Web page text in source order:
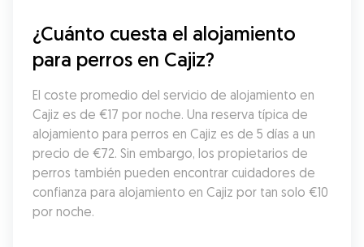
¿Cuánto cuesta el alojamiento
para perros en Cajiz?
El coste promedio del servicio de alojamiento en
Cajiz es de €17 por noche. Una reserva típica de
alojamiento para perros en Cajiz es de 5 días a un
precio de €72. Sin embargo, los propietarios de
perros también pueden encontrar cuidadores de
confianza para alojamiento en Cajiz por tan solo €10
por noche.